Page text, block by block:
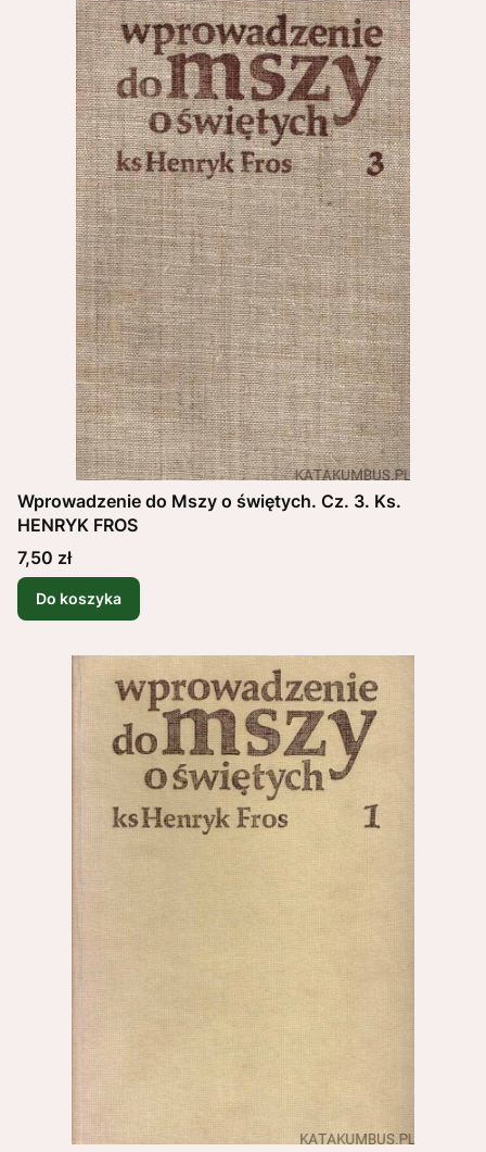
Wprowadzenie do Mszy o świętych. Cz. 3. Ks.
HENRYK FROS
Cena
7,50 zł
Do koszyka